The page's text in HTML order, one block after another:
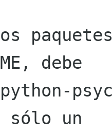
debe
sólo un